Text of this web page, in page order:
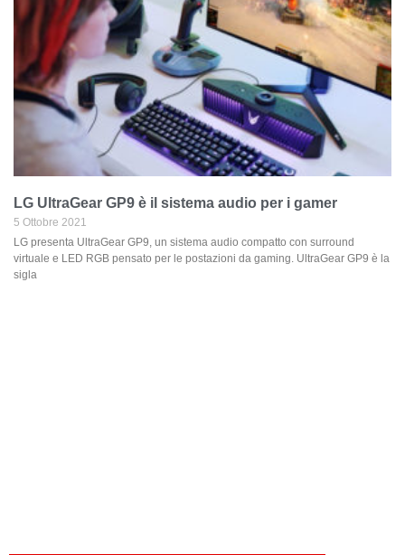
LG UltraGear GP9 è il sistema audio per i gamer
5 Ottobre 2021
LG presenta UltraGear GP9, un sistema audio compatto con surround
virtuale e LED RGB pensato per le postazioni da gaming. UltraGear GP9 è la
sigla